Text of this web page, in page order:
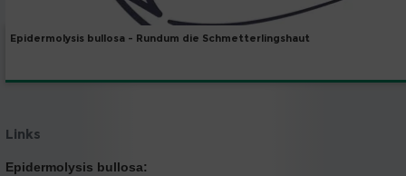
Epidermolysis bullosa - Rundum die Schmetterlingshaut
Links
Epidermolysis bullosa: